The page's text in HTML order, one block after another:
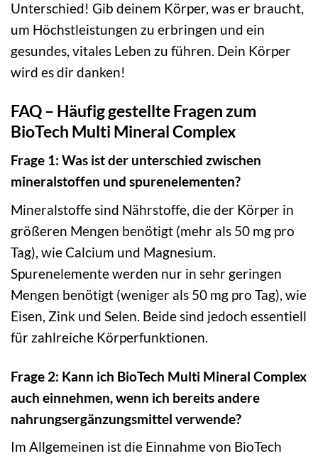
Unterschied! Gib deinem Körper, was er braucht,
um Höchstleistungen zu erbringen und ein
gesundes, vitales Leben zu führen. Dein Körper
wird es dir danken!
FAQ – Häufig gestellte Fragen zum
BioTech Multi Mineral Complex
Frage 1: Was ist der unterschied zwischen
mineralstoffen und spurenelementen?
Mineralstoffe sind Nährstoffe, die der Körper in
größeren Mengen benötigt (mehr als 50 mg pro
Tag), wie Calcium und Magnesium.
Spurenelemente werden nur in sehr geringen
Mengen benötigt (weniger als 50 mg pro Tag), wie
Eisen, Zink und Selen. Beide sind jedoch essentiell
für zahlreiche Körperfunktionen.
Frage 2: Kann ich BioTech Multi Mineral Complex
auch einnehmen, wenn ich bereits andere
nahrungsergänzungsmittel verwende?
Im Allgemeinen ist die Einnahme von BioTech